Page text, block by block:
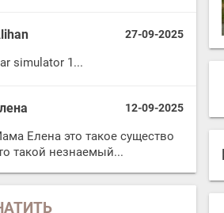
27-09-2025
simulator 1...
12-09-2025
Елена это такое существо
такой незнаемый...